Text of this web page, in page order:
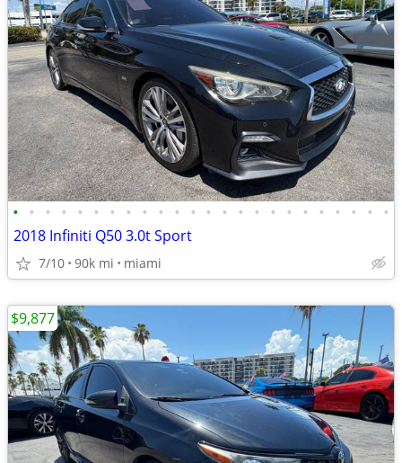
• • • • • • • • • • • • • • • • • • • • • • • •
2018 Infiniti Q50 3.0t Sport
7/10 90k mi miami
$9,877